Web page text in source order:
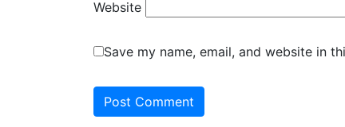
Website
Save my name, email, and website in